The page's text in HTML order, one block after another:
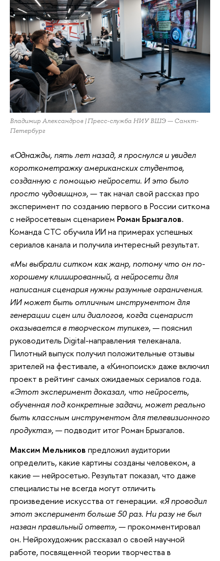
Владимир Александров | Пресс-служба НИУ ВШЭ — Санкт-
Петербург
«Однажды, пять лет назад, я проснулся и увидел
короткометражку американских студентов,
созданную с помощью нейросети. И это было
просто чудовищно», — так начал свой рассказ про
эксперимент по созданию первого в России ситкома
с нейросетевым сценарием Роман Брызгалов.
Команда СТС обучила ИИ на примерах успешных
сериалов канала и получила интересный результат.
«Мы выбрали ситком как жанр, потому что он по-
хорошему клишированный, а нейросети для
написания сценария нужны разумные ограничения.
ИИ может быть отличным инструментом для
генерации сцен или диалогов, когда сценарист
оказывается в творческом тупике», — пояснил
руководитель Digital-направления телеканала.
Пилотный выпуск получил положительные отзывы
зрителей на фестивале, а «Кинопоиск» даже включил
проект в рейтинг самых ожидаемых сериалов года.
«Этот эксперимент доказал, что нейросеть,
обученная под конкретные задачи, может реально
быть классным инструментом для телевизионного
продукта», — подводит итог Роман Брызгалов.
Максим Мельников предложил аудитории
определить, какие картины созданы человеком, а
какие — нейросетью. Результат показал, что даже
специалисты не всегда могут отличить
произведение искусства от генерации. «Я проводил
этот эксперимент больше 50 раз. Ни разу не был
назван правильный ответ»,— прокомментировал
он. Нейрохудожник рассказал о своей научной
работе, посвященной теории творчества в